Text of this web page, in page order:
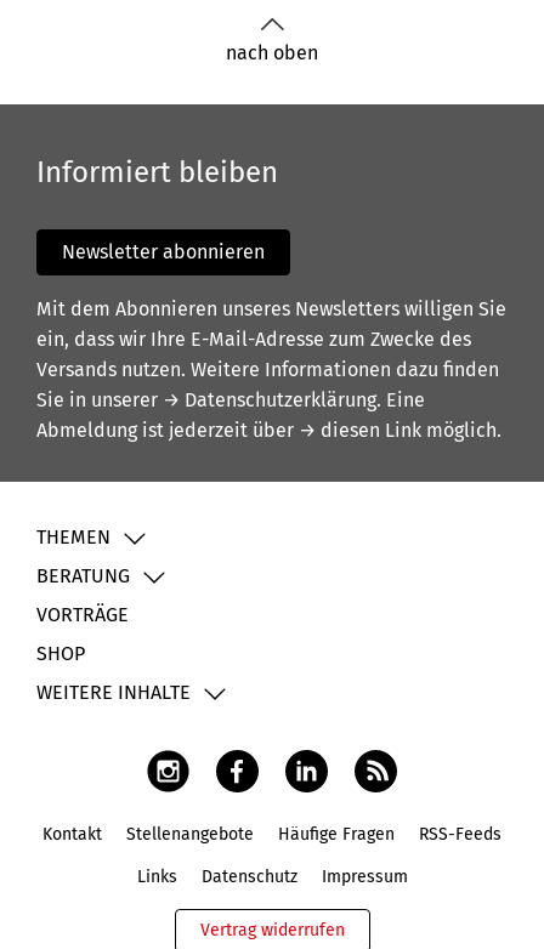
nach oben
Informiert bleiben
Newsletter abonnieren
Mit dem Abonnieren unseres Newsletters willigen Sie
ein, dass wir Ihre E-Mail-Adresse zum Zwecke des
Versands nutzen. Weitere Informationen dazu finden
Sie in unserer → Datenschutzerklärung. Eine
Abmeldung ist jederzeit über → diesen Link möglich.
THEMEN
BERATUNG
VORTRÄGE
SHOP
WEITERE INHALTE
Kontakt Stellenangebote Häufige Fragen RSS-Feeds
Links Datenschutz Impressum
Vertrag widerrufen